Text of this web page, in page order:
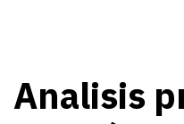
Analisis